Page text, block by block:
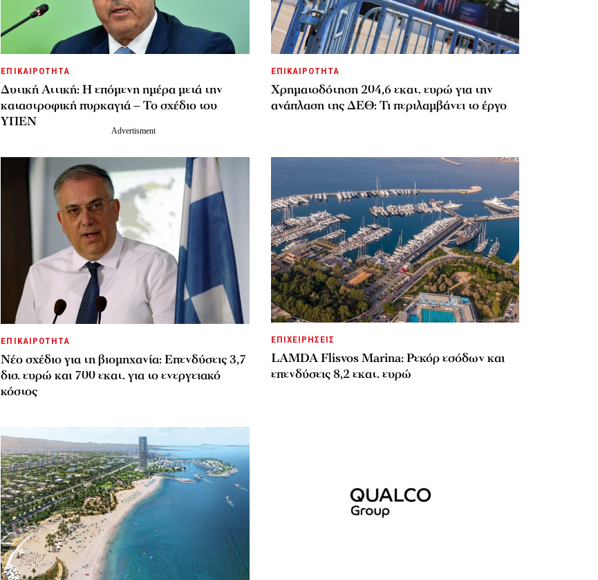
ΕΠΙΚΑΙΡΟΤΗΤΑ
Δυτική Αττική: Η επόμενη ημέρα μετά την
καταστροφική πυρκαγιά – Το σχέδιο του
ΥΠΕΝ
ΕΠΙΚΑΙΡΟΤΗΤΑ
Χρηματοδότηση 204,6 εκατ. ευρώ για την
ανάπλαση της ΔΕΘ: Τι περιλαμβάνει το έργο
ΕΠΙΚΑΙΡΟΤΗΤΑ
Νέο σχέδιο για τη βιομηχανία: Επενδύσεις 3,7
δισ. ευρώ και 700 εκατ. για το ενεργειακό
κόστος
ΕΠΙΧΕΙΡΗΣΕΙΣ
LAMDA Flisvos Marina: Ρεκόρ εσόδων και
επενδύσεις 8,2 εκατ. ευρώ